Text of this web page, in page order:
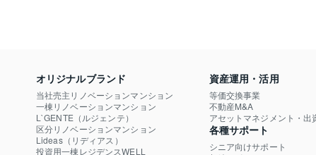
オリジナルブランド
当社売主リノベーションマンション
一棟リノベーションマンション
L`GENTE（ルジェンテ）
区分リノベーションマンション
Lideas（リディアス）
投資用一棟レジデンスWELL
資産運用・活用
等価交換事業
不動産M&A
アセットマネジメント・出
各種サポート
シニア向けサポート